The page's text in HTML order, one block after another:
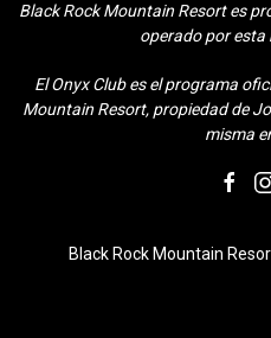
Black Rock Mountain Resort es
operado por esta
El Onyx Club es el programa
Mountain Resort, propiedad de
misma
Black Rock Mountain